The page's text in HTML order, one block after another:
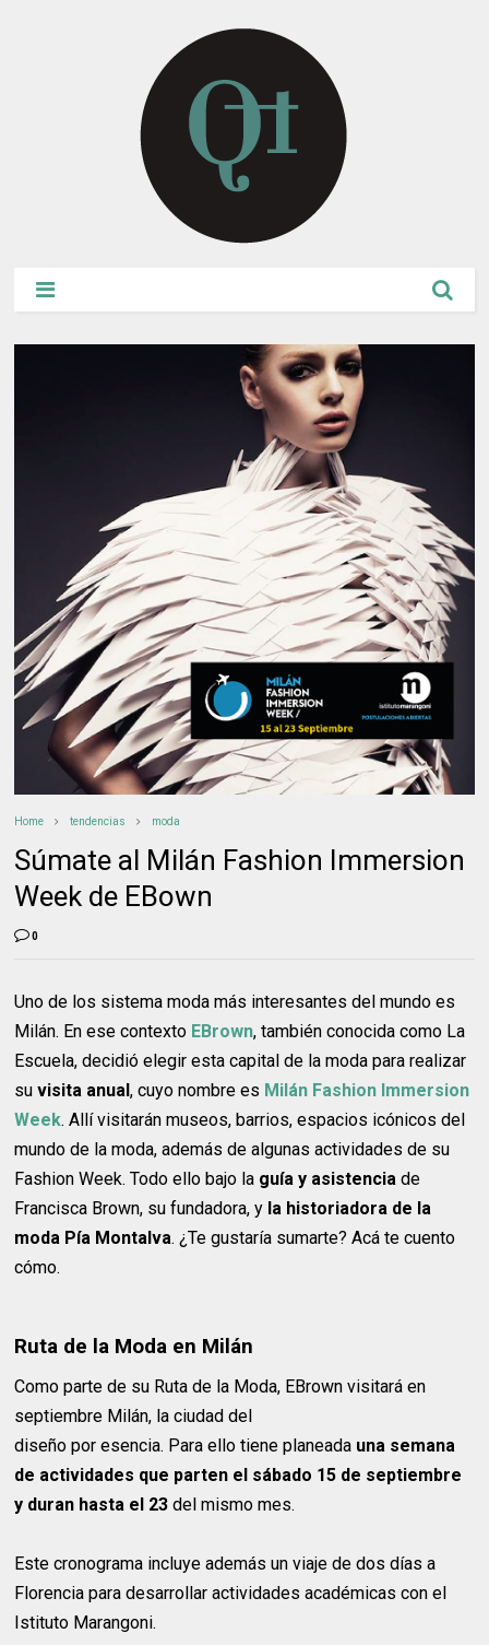
Home tendencias moda
Súmate al Milán Fashion Immersion
Week de EBown
0
Uno de los sistema moda más interesantes del mundo es
Milán. En ese contexto EBrown, también conocida como La
Escuela, decidió elegir esta capital de la moda para realizar
suvisita anual, cuyo nombre es Milán Fashion Immersion
Week. Allí visitarán museos, barrios, espacios icónicos del
mundo de la moda, además de algunas actividades de su
Fashion Week. Todo ello bajo la guía y asistencia de
Francisca Brown, su fundadora, y la historiadora de la
moda Pía Montalva. ¿Te gustaría sumarte? Acá te cuento
cómo.
Ruta de la Moda en Milán
Como parte de su Ruta de la Moda, EBrown visitará en
septiembre Milán, la ciudad del
diseño por esencia. Para ello tiene planeada una semana
de actividades que parten el sábado 15 de septiembre
y duran hasta el 23 del mismo mes.
Este cronograma incluye además un viaje de dos días a
Florencia para desarrollar actividades académicas con el
Istituto Marangoni.